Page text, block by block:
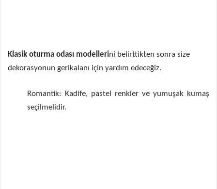
Klasik oturma odası modellerini belirttikten sonra size
dekorasyonun gerikalanı için yardım edeceğiz.
Romantik: Kadife, pastel renkler ve yumuşak kumaş
seçilmelidir.